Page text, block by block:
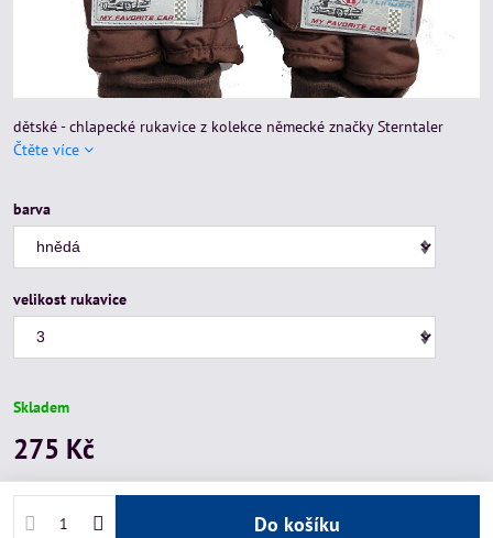
dětské - chlapecké rukavice z kolekce německé značky Sterntaler
Čtěte více
barva
velikost rukavice
Skladem
275 Kč
Do košíku